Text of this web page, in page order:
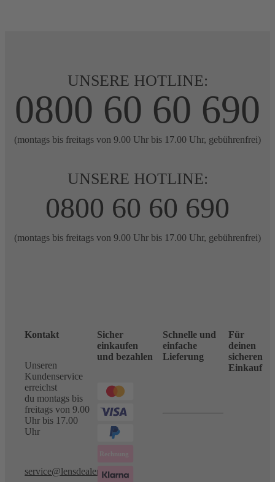
UNSERE HOTLINE:
0800 60 60 690
(montags bis freitags von 9.00 Uhr bis 17.00 Uhr, gebührenfrei)
UNSERE HOTLINE:
0800 60 60 690
(montags bis freitags von 9.00 Uhr bis 17.00 Uhr, gebührenfrei)
Kontakt
Unseren
Kundenservice
erreichst
du montags bis
freitags von 9.00
Uhr bis 17.00
Uhr
service@lensdealer.com
Sicher
einkaufen
und bezahlen
Schnelle und
einfache
Lieferung
Für
deinen
sicheren
Einkauf